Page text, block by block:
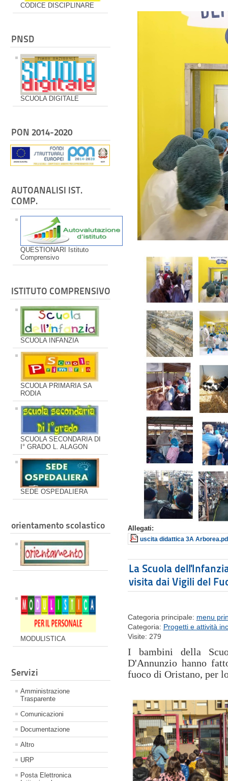
CODICE DISCIPLINARE
PNSD
SCUOLA DIGITALE
PON 2014-2020
AUTOANALISI IST.
COMP.
QUESTIONARI Istituto
Comprensivo
ISTITUTO COMPRENSIVO
SCUOLA INFANZIA
SCUOLA PRIMARIA SA
RODIA
SCUOLA SECONDARIA DI
I° GRADO L. ALAGON
SEDE OSPEDALIERA
orientamento scolastico
MODULISTICA
Servizi
Amministrazione
Trasparente
Comunicazioni
Documentazione
Altro
URP
Posta Elettronica
Allegati:
uscita didattica 3A
La Scuola
visita dai Vigili del
Categoria principale: menu
Categoria: Progetti e attività
Visite: 279
I bambini della
D'Annunzio hanno
fuoco di Oristano, per